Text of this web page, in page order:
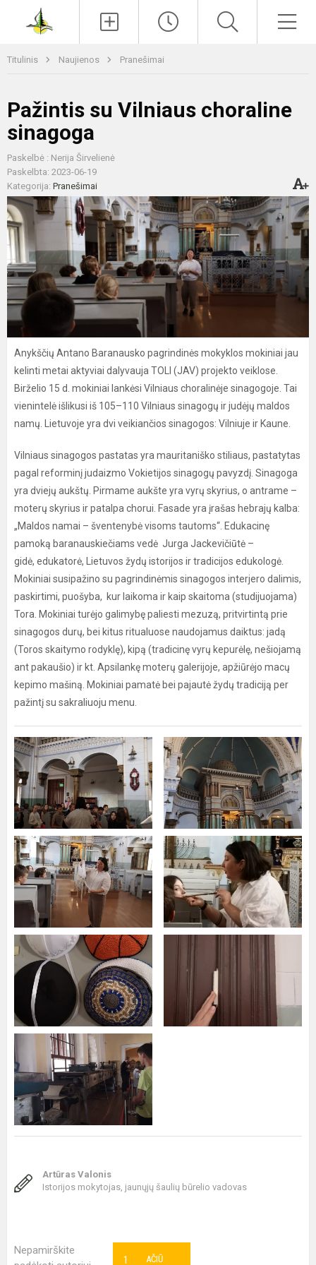
Titulinis Naujienos Pranešimai
Pažintis su Vilniaus choraline
sinagoga
Paskelbė : Nerija Širvelienė
Paskelbta: 2023-06-19
Kategorija: Pranešimai
Anykščių Antano Baranausko pagrindinės mokyklos mokiniai jau
kelinti metai aktyviai dalyvauja TOLI (JAV) projekto veiklose.
Birželio 15 d. mokiniai lankėsi Vilniaus choralinėje sinagogoje. Tai
vienintelė išlikusi iš 105–110 Vilniaus sinagogų ir judėjų maldos
namų. Lietuvoje yra dvi veikiančios sinagogos: Vilniuje ir Kaune.
Vilniaus sinagogos pastatas yra mauritaniško stiliaus, pastatytas
pagal reforminį judaizmo Vokietijos sinagogų pavyzdį. Sinagoga
yra dviejų aukštų. Pirmame aukšte yra vyrų skyrius, o antrame –
moterų skyrius ir patalpa chorui. Fasade yra įrašas hebrajų kalba:
„Maldos namai – šventenybė visoms tautoms“. Edukacinę
pamoką baranauskiečiams vedė Jurga Jackevičiūtė –
gidė, edukatorė, Lietuvos žydų istorijos ir tradicijos edukologė.
Mokiniai susipažino su pagrindinėmis sinagogos interjero dalimis,
paskirtimi, puošyba, kur laikoma ir kaip skaitoma (studijuojama)
Tora. Mokiniai turėjo galimybę paliesti mezuzą, pritvirtintą prie
sinagogos durų, bei kitus ritualuose naudojamus daiktus: jadą
(Toros skaitymo rodyklę), kipą (tradicinę vyrų kepurėlę, nešiojamą
ant pakaušio) ir kt. Apsilankę moterų galerijoje, apžiūrėjo macų
kepimo mašiną. Mokiniai pamatė bei pajautė žydų tradiciją per
pažintį su sakraliuoju menu.
Artūras Valonis
Istorijos mokytojas, jaunųjų šaulių būrelio vadovas
Nepamirškite
AČIŪ
1